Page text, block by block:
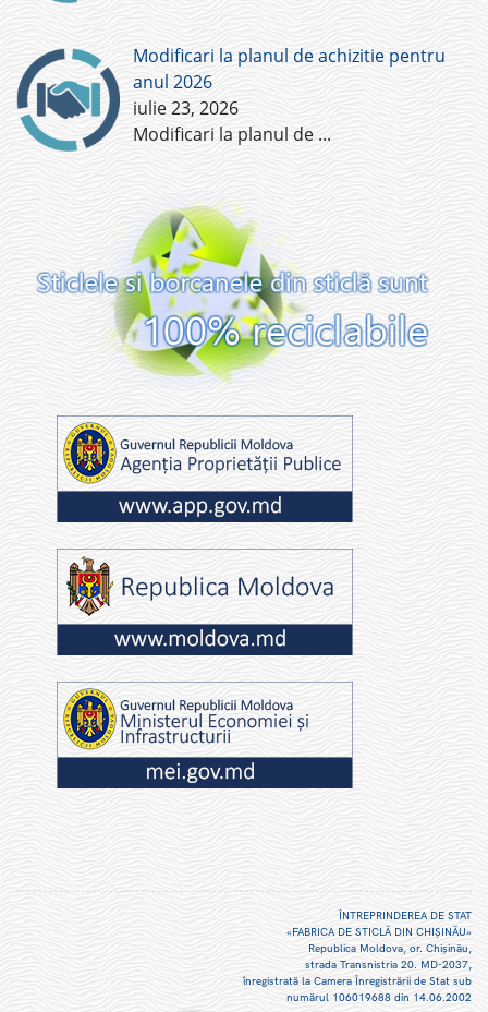
Modificari la planul de achizitie pentru
anul 2026
iulie 23, 2026
Modificari la planul de ...
ÎNTREPRINDEREA DE STAT
«FABRICA DE STICLĂ DIN CHIŞINĂU»
Republica Moldova, or. Chişinău,
strada Transnistria 20. MD-2037,
înregistrată la Camera Înregistrării de Stat sub
numărul 106019688 din 14.06.2002